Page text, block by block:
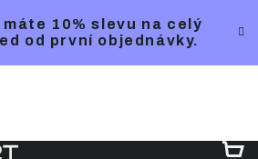
máte 10% slevu na celý
od první objednávky.